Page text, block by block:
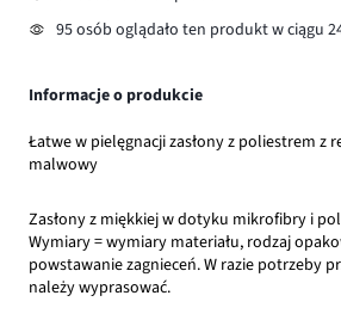
95 osób oglądało ten produkt w ciągu
Informacje o produkcie
Łatwe w pielęgnacji zasłony z poliestrem z
malwowy
Zasłony z miękkiej w dotyku mikrofibry i
Wymiary = wymiary materiału, rodzaj
powstawanie zagnieceń. W razie potrzeby
należy wyprasować.